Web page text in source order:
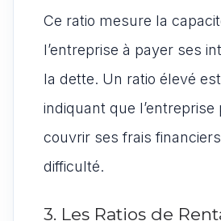
Ce ratio mesure la
l’entreprise à payer ses
la dette. Un ratio élevé
indiquant que l’entreprise
couvrir ses frais
difficulté.
3. Les Ratios de